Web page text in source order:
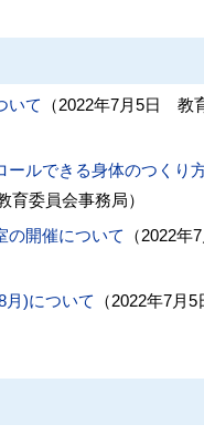
いて （2022年7月5日
教
ールできる身体のつくり
育委員会事務局）
の開催について
（2022年
月)について
（2022年7月5